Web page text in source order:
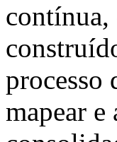
contínua,
processo
mapear e